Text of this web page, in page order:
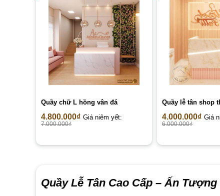
Quầy chữ L hồng vân đá
4.800.000₫ Giá niêm yết:
7.000.000₫
Quầy lễ tân shop
4.000.000₫ Giá
6.000.000₫
Quầy Lễ Tân Cao Cấp – Ấn Tượng